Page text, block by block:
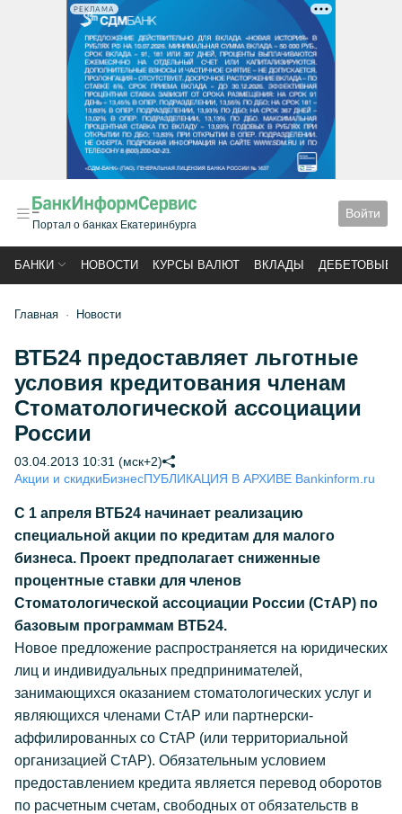
РЕКЛАМА
Портал о банках Екатеринбурга
Войти
БАНКИ НОВОСТИ КУРСЫ ВАЛЮТ ВКЛАДЫ ДЕБЕТОВЫЕ
Главная Новости
ВТБ24 предоставляет льготные
условия кредитования членам
Стоматологической ассоциации
России
03.04.2013 10:31 (мск+2)
Акции и скидкиБизнесПУБЛИКАЦИЯ В АРХИВЕ Bankinform.ru
С 1 апреля ВТБ24 начинает реализацию
специальной акции по кредитам для малого
бизнеса. Проект предполагает сниженные
процентные ставки для членов
Стоматологической ассоциации России (СтАР) по
базовым программам ВТБ24.
Новое предложение распространяется на юридических
лиц и индивидуальных предпринимателей,
занимающихся оказанием стоматологических услуг и
являющихся членами СтАР или партнерски-
аффилированных со СтАР (или территориальной
организацией СтАР). Обязательным условием
предоставлением кредита является перевод оборотов
по расчетным счетам, свободных от обязательств в